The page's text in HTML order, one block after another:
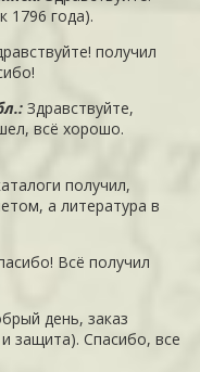
1796 года).
получил
:Здравствуйте,
всё хорошо.
получил,
а литература в
Всё получил
день, заказ
защита). Спасибо, все